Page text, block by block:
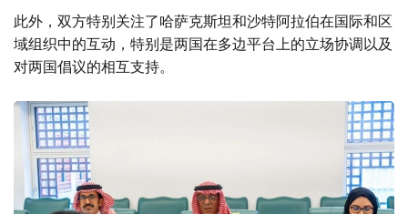
此外，双方特别关注了哈萨克斯坦和沙特阿拉伯在国际和区
域组织中的互动，特别是两国在多边平台上的立场协调以及
对两国倡议的相互支持。